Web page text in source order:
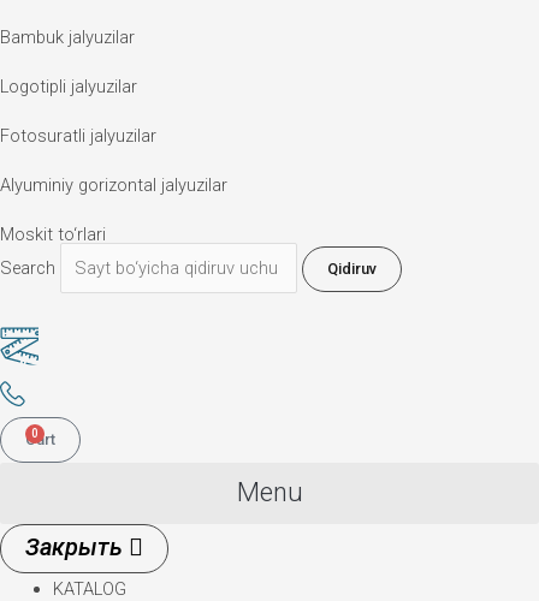
Bambuk jalyuzilar
Logotipli jalyuzilar
Fotosuratli jalyuzilar
Alyuminiy gorizontal jalyuzilar
Moskit to‘rlari
Search
Qidiruv
0
Cart
Menu
KATALOG